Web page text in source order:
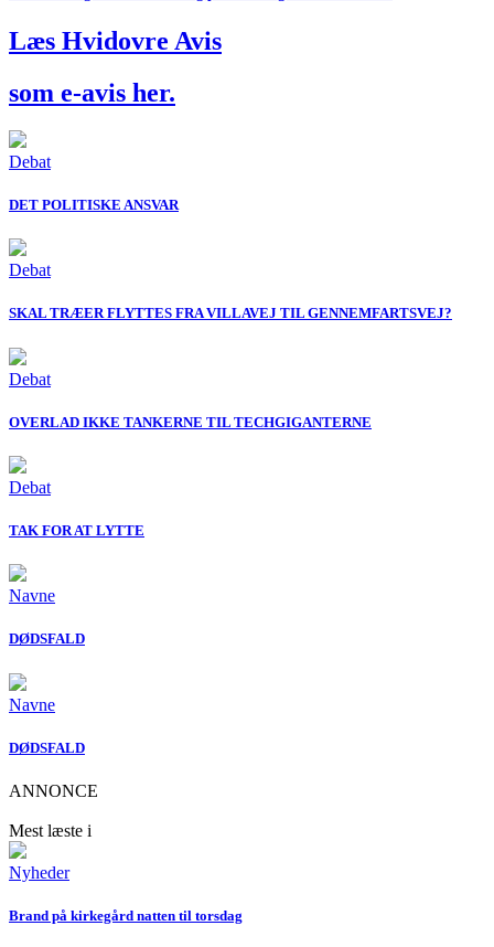
Læs Hvidovre Avis
som e-avis her.
Debat
DET POLITISKE ANSVAR
Debat
SKAL TRÆER FLYTTES FRA VILLAVEJ TIL GENNEMFARTSVEJ?
Debat
OVERLAD IKKE TANKERNE TIL TECHGIGANTERNE
Debat
TAK FOR AT LYTTE
Navne
DØDSFALD
Navne
DØDSFALD
ANNONCE
Mest læste i
Nyheder
Brand på kirkegård natten til torsdag